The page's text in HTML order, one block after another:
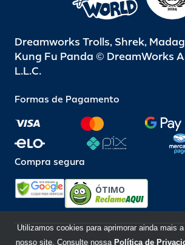
Dreamworks Trolls, Shrek,
Kung Fu Panda © DreamWorks
L.L.C.
Formas de Pagamento
Compra segura
ÓTIMO
Utilizamos cookies para aprimorar ainda mais
nosso site. Consulte nossa Política de